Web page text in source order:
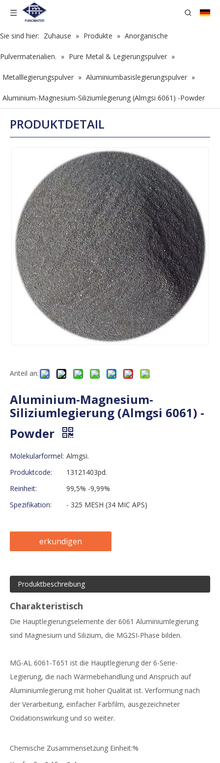
Sie sind hier: Zuhause » Produkte » Anorganische
Pulvermaterialien. » Pure Metal & Legierungspulver »
Metalllegierungspulver » Aluminiumbasislegierungspulver »
Aluminium-Magnesium-Siliziumlegierung (Almgsi 6061) -Powder
PRODUKTDETAIL
Anteil an:
Aluminium-Magnesium-
Siliziumlegierung (Almgsi 6061) -
Powder
Molekularformel: Almgsi.
Produktcode:
13121403pd.
Reinheit:
99,5% -9,99%
Spezifikation:
- 325 MESH (34 MIC APS)
erkundigen
Produktbeschreibung
Charakteristisch
Die Hauptlegierungselemente der 6061 Aluminiumlegierung
sind Magnesium und Silizium, die MG2SI-Phase bilden.
MG-AL 6061-T651 ist die Hauptlegierung der 6-Serie-
Legierung, die nach Wärmebehandlung und Anspruch auf
Aluminiumlegierung mit hoher Qualität ist. Verformung nach
der Verarbeitung, einfacher Farbfilm, ausgezeichneter
Oxidationswirkung und so weiter.
Chemische Zusammensetzung Einheit:%